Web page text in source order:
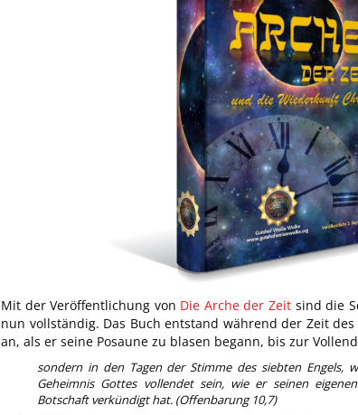
Mit der Veröffentlichung von Die Arche der Zeit sind die
nun vollständig. Das Buch entstand während der Zeit
an, als er seine Posaune zu blasen begann, bis zur
sondern in den Tagen der Stimme des siebten Engels,
Geheimnis Gottes vollendet sein, wie er seinen
Botschaft verkündigt hat. (Offenbarung 10,7)